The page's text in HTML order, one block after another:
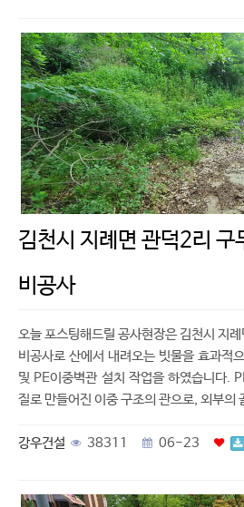
김천시 지례면 관덕2리 구
비공사
오늘 포스팅해드릴 공사현장은 김천시 지
비공사로 산에서 내려오는 빗물을 효과적
및 PE이중벽관 설치 작업을 하였습니다.
질로 만들어진 이중 구조의 관으로, 외부의
강우건설 38311 06-23